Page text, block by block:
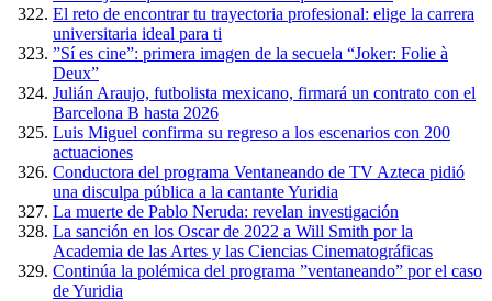
El reto de encontrar tu trayectoria profesional: elige la carrera
universitaria ideal para ti
”Sí es cine”: primera imagen de la secuela “Joker: Folie à
Deux”
Julián Araujo, futbolista mexicano, firmará un contrato con el
Barcelona B hasta 2026
Luis Miguel confirma su regreso a los escenarios con 200
actuaciones
Conductora del programa Ventaneando de TV Azteca pidió
una disculpa pública a la cantante Yuridia
La muerte de Pablo Neruda: revelan investigación
La sanción en los Oscar de 2022 a Will Smith por la
Academia de las Artes y las Ciencias Cinematográficas
Continúa la polémica del programa ”ventaneando” por el caso
de Yuridia